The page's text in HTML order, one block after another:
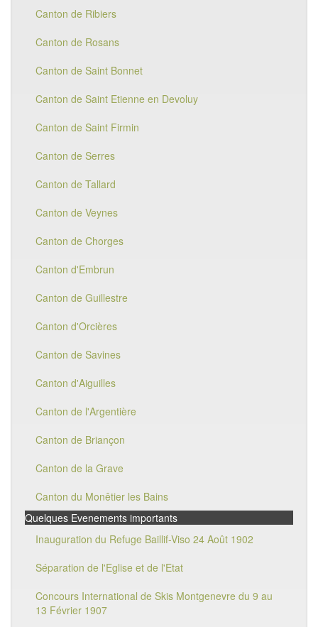
Canton de Ribiers
Canton de Rosans
Canton de Saint Bonnet
Canton de Saint Etienne en Devoluy
Canton de Saint Firmin
Canton de Serres
Canton de Tallard
Canton de Veynes
Canton de Chorges
Canton d'Embrun
Canton de Guillestre
Canton d'Orcières
Canton de Savines
Canton d'Aiguilles
Canton de l'Argentière
Canton de Briançon
Canton de la Grave
Canton du Monêtier les Bains
Quelques Evenements importants
Inauguration du Refuge Baillif-Viso 24 Août 1902
Séparation de l'Eglise et de l'Etat
Concours International de Skis Montgenevre du 9 au
13 Février 1907